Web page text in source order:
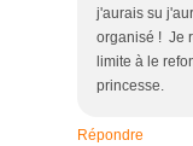
j'aurais su
organisé ! Je
limite à le
princesse.
Répondre